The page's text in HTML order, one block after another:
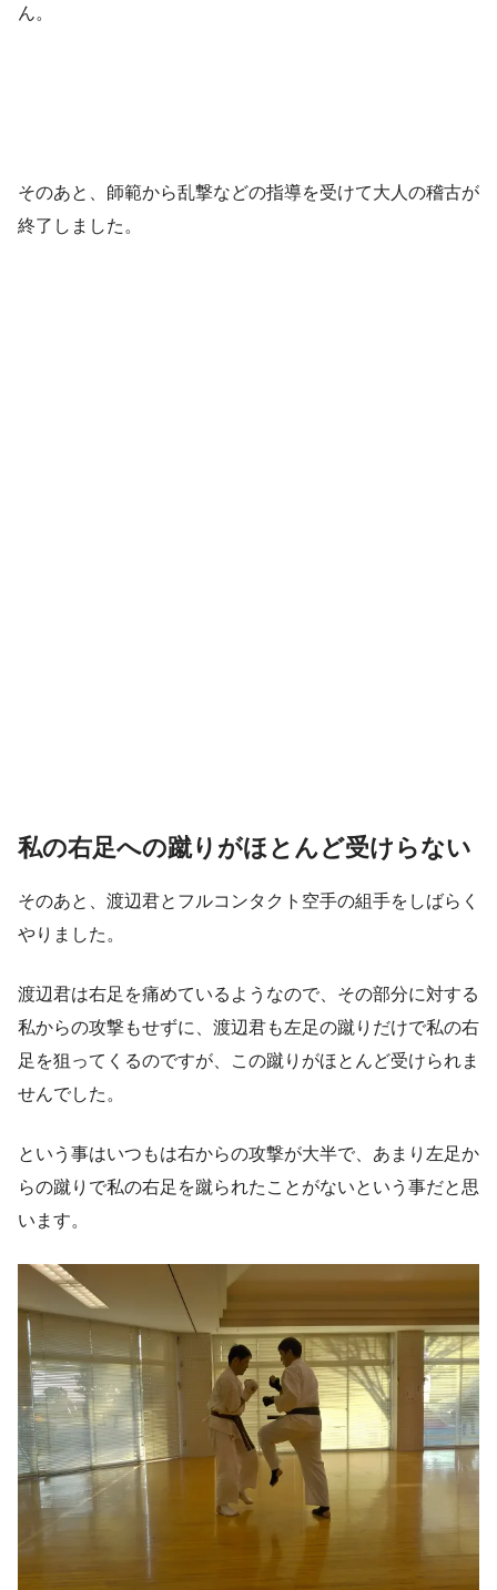
ん。
そのあと、師範から乱撃などの指導を受けて大人の稽古が
終了しました。
私の右足への蹴りがほとんど受けらない
そのあと、渡辺君とフルコンタクト空手の組手をしばらく
やりました。
渡辺君は右足を痛めているようなので、その部分に対する
私からの攻撃もせずに、渡辺君も左足の蹴りだけで私の右
足を狙ってくるのですが、この蹴りがほとんど受けられま
せんでした。
という事はいつもは右からの攻撃が大半で、あまり左足か
らの蹴りで私の右足を蹴られたことがないという事だと思
います。